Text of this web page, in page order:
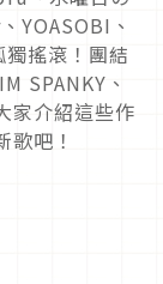
YOASOBI、
搖滾！團結
SPANKY、
家介紹這些作
吧！